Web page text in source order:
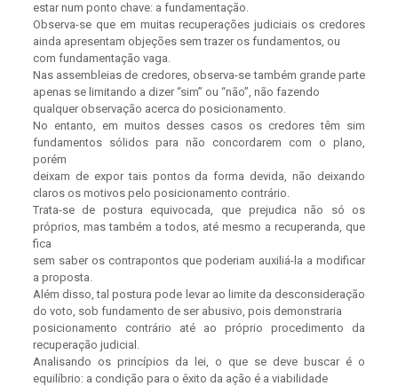
estar num ponto chave: a fundamentação.
Observa-se que em muitas recuperações judiciais os credores
ainda apresentam objeções sem trazer os fundamentos, ou
com fundamentação vaga.
Nas assembleias de credores, observa-se também grande parte
apenas se limitando a dizer “sim” ou “não”, não fazendo
qualquer observação acerca do posicionamento.
No entanto, em muitos desses casos os credores têm sim
fundamentos sólidos para não concordarem com o plano,
porém
deixam de expor tais pontos da forma devida, não deixando
claros os motivos pelo posicionamento contrário.
Trata-se de postura equivocada, que prejudica não só os
próprios, mas também a todos, até mesmo a recuperanda, que
fica
sem saber os contrapontos que poderiam auxiliá-la a modificar
a proposta.
Além disso, tal postura pode levar ao limite da desconsideração
do voto, sob fundamento de ser abusivo, pois demonstraria
posicionamento contrário até ao próprio procedimento da
recuperação judicial.
Analisando os princípios da lei, o que se deve buscar é o
equilíbrio: a condição para o êxito da ação é a viabilidade